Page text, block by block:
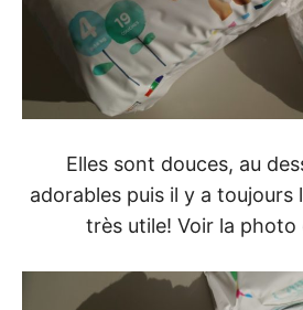
Elles sont douces, au
adorables puis il y a toujours
très utile! Voir la photo